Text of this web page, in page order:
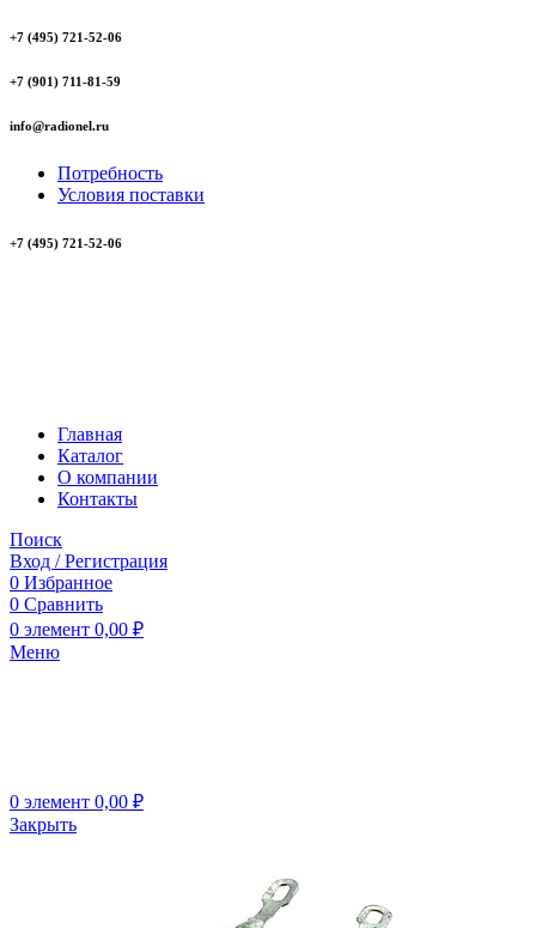
+7 (495) 721-52-06
+7 (901) 711-81-59
info@radionel.ru
Потребность
Условия поставки
+7 (495) 721-52-06
Главная
Каталог
О компании
Контакты
Поиск
Вход / Регистрация
0 Избранное
0 Сравнить
0 элемент 0,00 ₽
Меню
0 элемент 0,00 ₽
Закрыть